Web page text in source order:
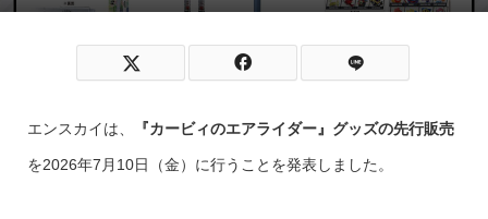
エンスカイは、 『カービィのエアライダー』グッズの先行販売
を2026年7月10日（金）に行うことを発表しました。